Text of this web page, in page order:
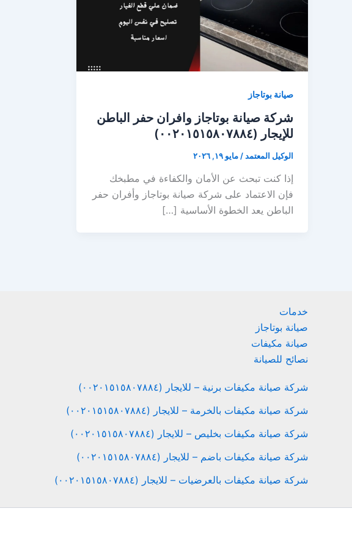
صيانة بوتاجاز
شركة صيانة بوتاجاز وافران حفر الباطن
للإيجار (٠٠٢٠١٥١٥٨٠٧٨٨٤)
الوكيل المعتمد/ مايو ١٩, ٢٠٢٦
إذا كنت تبحث عن الأمان والكفاءة في مطبخك
فإن الاعتماد على شركة صيانة بوتاجاز وأفران حفر
الباطن يعد الخطوة الأساسية […]
خدمات
صيانة بوتاجاز
صيانة مكيفات
نصائح للصيانة
شركة صيانة مكيفات برنية – للايجار (٠٠٢٠١٥١٥٨٠٧٨٨٤)
شركة صيانة مكيفات بالخرمة – للايجار (٠٠٢٠١٥١٥٨٠٧٨٨٤)
شركة صيانة مكيفات بخليص – للايجار (٠٠٢٠١٥١٥٨٠٧٨٨٤)
شركة صيانة مكيفات باضم – للايجار (٠٠٢٠١٥١٥٨٠٧٨٨٤)
شركة صيانة مكيفات بالعرضيات – للايجار (٠٠٢٠١٥١٥٨٠٧٨٨٤)